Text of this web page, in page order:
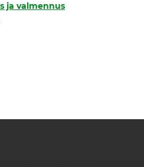
ja valmennus